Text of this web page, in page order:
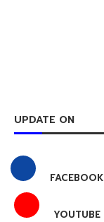
UPDATE ON
FACEBOOK
YOUTUBE